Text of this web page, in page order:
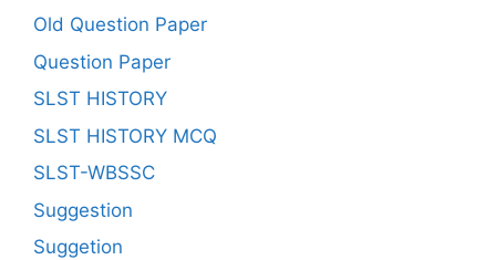
Old Question Paper
Question Paper
SLST HISTORY
SLST HISTORY MCQ
SLST-WBSSC
Suggestion
Suggetion